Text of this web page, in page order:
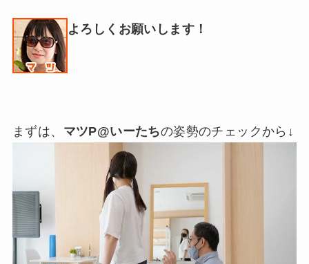
よろしくお願いします！
まずは、 マツP@いーたちの姿勢のチェックから↓